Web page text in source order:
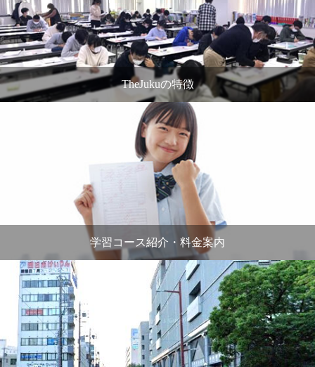
TheJukuの特徴
学習コース紹介・料金案内